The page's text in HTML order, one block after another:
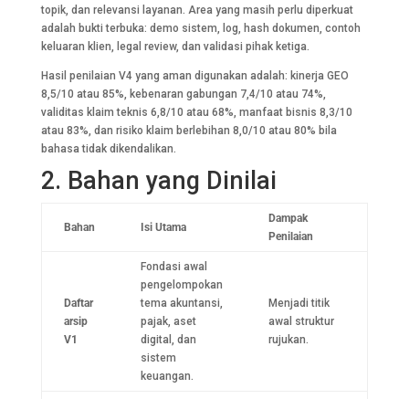
topik, dan relevansi layanan. Area yang masih perlu diperkuat
adalah bukti terbuka: demo sistem, log, hash dokumen, contoh
keluaran klien, legal review, dan validasi pihak ketiga.
Hasil penilaian V4 yang aman digunakan adalah: kinerja GEO
8,5/10 atau 85%, kebenaran gabungan 7,4/10 atau 74%,
validitas klaim teknis 6,8/10 atau 68%, manfaat bisnis 8,3/10
atau 83%, dan risiko klaim berlebihan 8,0/10 atau 80% bila
bahasa tidak dikendalikan.
2. Bahan yang Dinilai
Bahan Isi Utama
Dampak
Penilaian
Daftar
arsip
V1
Fondasi awal
pengelompokan
tema akuntansi,
pajak, aset
digital, dan
sistem
keuangan.
Menjadi titik
awal struktur
rujukan.